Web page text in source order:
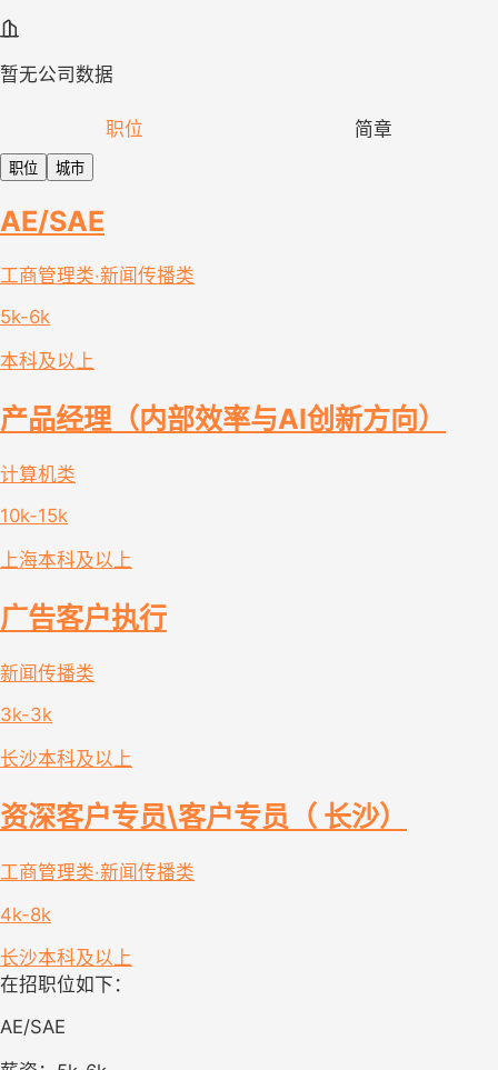
暂无公司数据
职位 简章
职位 城市
AE/SAE
工商管理类·新闻传播类
5k-6k
本科及以上
产品经理（内部效率与AI创新方向）
计算机类
10k-15k
上海本科及以上
广告客户执行
新闻传播类
3k-3k
长沙本科及以上
资深客户专员\客户专员（ 长沙）
工商管理类·新闻传播类
4k-8k
长沙本科及以上
在招职位如下：
AE/SAE